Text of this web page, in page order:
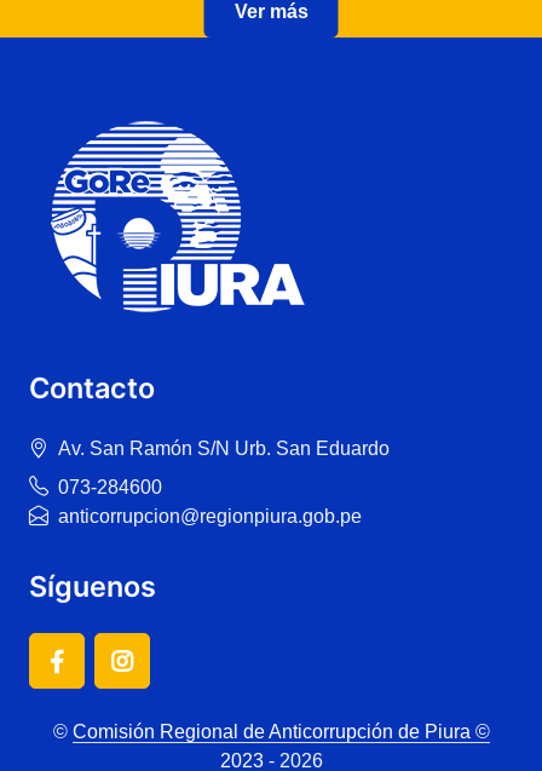
Ver más
Contacto
Av. San Ramón S/N Urb. San Eduardo
073-284600
anticorrupcion@regionpiura.gob.pe
Síguenos
© Comisión Regional de Anticorrupción de Piura ©
2023- 2026